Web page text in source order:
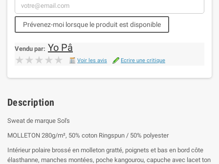
Prévenez-moi lorsque le produit est disponible
Vendu par: Yo Pâ
★★★★★
★★★★★ Voir les avis Ecrire une critique
Description
Sweat de marque Sol's
MOLLETON 280g/m², 50% coton Ringspun / 50% polyester
Intérieur polaire brossé en molleton gratté, poignets et bas en bord côte
élasthanne, manches montées, poche kangourou, capuche avec lacet ton